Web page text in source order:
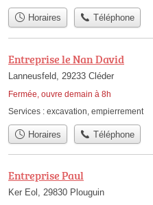
Horaires Téléphone
Entreprise le Nan David
Lanneusfeld, 29233 Cléder
Fermée, ouvre demain à 8h
Services : excavation empierrement
Horaires Téléphone
Entreprise Paul
Ker Eol, 29830 Plouguin